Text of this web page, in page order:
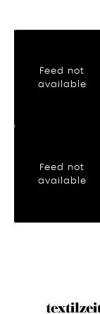
Feed not
available
Feed not
available